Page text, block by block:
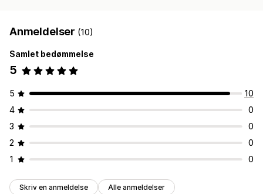
Anmeldelser (10)
Samlet bedømmelse
5
5
10
4
0
3
0
2
0
1
0
Skriv en anmeldelse Alle anmeldelser